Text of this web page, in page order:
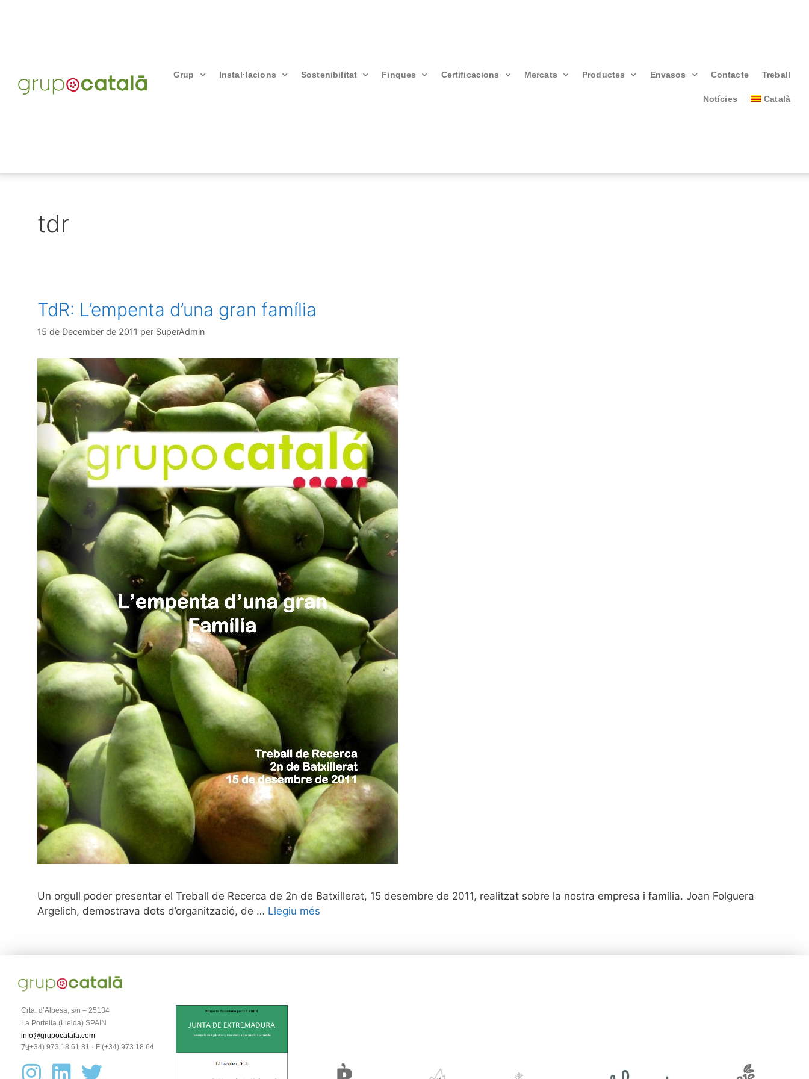
Grup Instal·lacions Sostenibilitat Finques Certificacions Mercats Productes Envasos Contacte Treball
Notícies Català
tdr
TdR: L’empenta d’una gran família
15 de December de 2011 per SuperAdmin
Un orgull poder presentar el Treball de Recerca de 2n de Batxillerat, 15 desembre de 2011, realitzat sobre la nostra empresa i família. Joan Folguera
Argelich, demostrava dots d’organització, de … Llegiu més
Crta. d’Albesa, s/n – 25134
La Portella (Lleida) SPAIN
info@grupocatala.com
T (+34) 973 18 61 81 · F (+34) 973 18 64 79